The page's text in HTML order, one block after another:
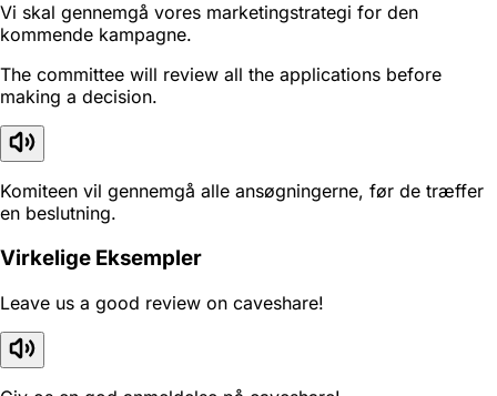
Vi skal gennemgå vores marketingstrategi for den
kommende kampagne.
The committee will review all the applications before
making a decision.
Komiteen vil gennemgå alle ansøgningerne, før de træffer
en beslutning.
Virkelige Eksempler
Leave us a good review on caveshare!